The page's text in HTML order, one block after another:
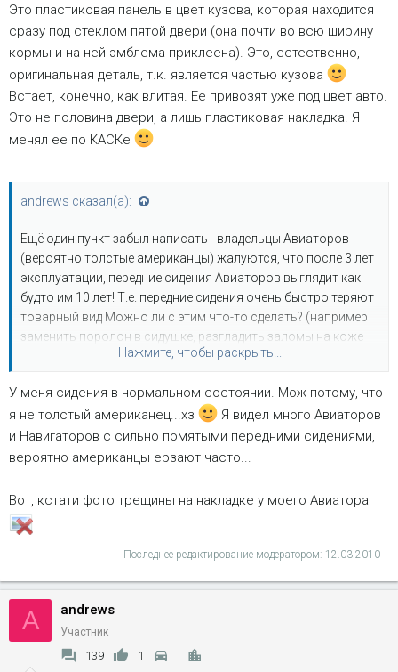
Это пластиковая панель в цвет кузова, которая находится
сразу под стеклом пятой двери (она почти во всю ширину
кормы и на ней эмблема приклеена). Это, естественно,
оригинальная деталь, т.к. является частью кузова
Встает, конечно, как влитая. Ее привозят уже под цвет авто.
Это не половина двери, а лишь пластиковая накладка. Я
менял ее по КАСКе
andrews сказал(а):
Ещё один пункт забыл написать - владельцы Авиаторов
(вероятно толстые американцы) жалуются, что после 3 лет
эксплуатации, передние сидения Авиаторов выглядит как
будто им 10 лет! Т.е. передние сидения очень быстро теряют
товарный вид Можно ли с этим что-то сделать? (например
заменить поролон в сидушке, разгладить заломы на коже
как-нибудь и т.д...)Нажмите, чтобы раскрыть...
У меня сидения в нормальном состоянии. Мож потому, что
я не толстый американец...хз
Я видел много Авиаторов
и Навигаторов с сильно помятыми передними сидениями,
вероятно американцы ерзают часто...
Вот, кстати фото трещины на накладке у моего Авиатора
Последнее редактирование модератором: 12.03.2010
A andrews
Участник
139 1